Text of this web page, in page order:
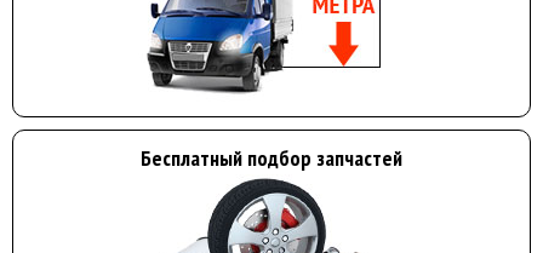
Бесплатный подбор запчастей